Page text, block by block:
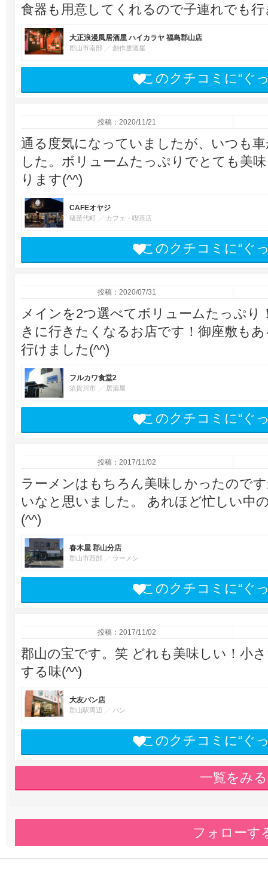
食器も用意してくれるので子連れでも
大正浪漫風居酒屋 ハイカラヤ 福島郡山店
郡山市南部 創作居酒屋
このクチコミに“ぐ
投稿：2020/11/21
通る度気になっていましたが、いつも
した。ボリュームたっぷりでとても美
ります(^^)
CAFEオヤジ
猪苗代町 カフェ・喫茶店
このクチコミに“ぐ
投稿：2020/07/31
メインを2つ選べてボリュームたっぷ
きに行きたくなるお店です！御座敷も
行けました(^^)
フルカワ食堂2
須賀川市 居酒屋
このクチコミに“ぐ
投稿：2017/11/02
ラーメンはもちろん美味しかったので
いなと思いました。 あれほど忙しい中
(^^)
春木屋 郡山分店
郡山市西部 ラーメン
このクチコミに“ぐ
投稿：2017/11/02
郡山の宝です。笑 どれも美味しい！小
する味(^^)
大友パン店
郡山駅周辺 パン
このクチコミに“ぐ
一覧をみる
フォローす